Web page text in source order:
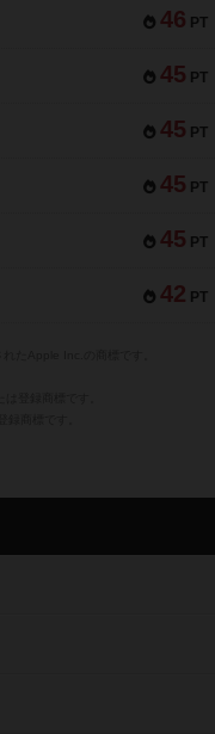
46 PT
45 PT
45 PT
45 PT
45 PT
42 PT